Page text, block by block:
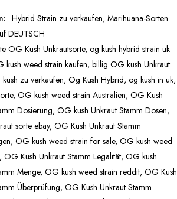
Hybrid Strain zu verkaufen, Marihuana-Sorten
DEUTSCH
OG Kush Unkrautsorte, og kush hybrid strain uk
kush weed strain kaufen, billig OG kush Unkraut
zu verkaufen, Og Kush Hybrid, og kush in uk,
, OG kush weed strain Australien, OG Kush
Dosierung, OG kush Unkraut Stamm Dosen,
sorte ebay, OG Kush Unkraut Stamm
, OG kush weed strain for sale, OG kush weed
, OG Kush Unkraut Stamm Legalität, OG kush
Menge, OG kush weed strain reddit, OG Kush
Überprüfung, OG Kush Unkraut Stamm